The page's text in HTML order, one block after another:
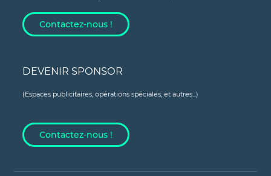
Contactez-nous !
DEVENIR SPONSOR
(Espaces publicitaires, opérations spéciales, et autres...)
Contactez-nous !